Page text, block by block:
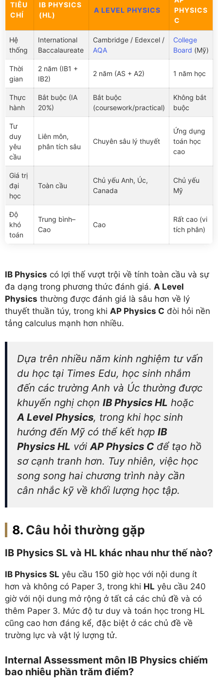
TIÊU
CHÍ
IB PHYSICS
(HL)
A LEVEL PHYSICS
PHYSICS
C
Hệ
thống
International
Baccalaureate
Cambridge / Edexcel /
AQA
College
Board (Mỹ)
Thời
gian
2 năm (IB1 +
IB2)
2 năm (AS + A2) 1 năm học
Thực
hành
Bắt buộc (IA
20%)
Bắt buộc
(coursework/practical)
Không bắt
buộc
Tư
duy
yêu
cầu
Liên môn,
phân tích sâu
Chuyên sâu lý thuyết
Ứng dụng
toán học
cao
Giá trị
đại
học
Toàn cầu
Chủ yếu Anh, Úc,
Canada
Chủ yếu
Mỹ
Độ
khó
toán
Trung bình–
Cao
Cao
Rất cao (vi
tích phân)
IB Physics có lợi thế vượt trội về tính toàn cầu và sự
đa dạng trong phương thức đánh giá. A Level
Physics thường được đánh giá là sâu hơn về lý
thuyết thuần túy, trong khi AP Physics C đòi hỏi nền
tảng calculus mạnh hơn nhiều.
Dựa trên nhiều năm kinh nghiệm tư vấn
du học tại Times Edu, học sinh nhắm
đến các trường Anh và Úc thường được
khuyến nghị chọn IB Physics HL hoặc
A Level Physics, trong khi học sinh
hướng đến Mỹ có thể kết hợp IB
Physics HL vớiAP Physics C để tạo hồ
sơ cạnh tranh hơn. Tuy nhiên, việc học
song song hai chương trình này cần
cân nhắc kỹ về khối lượng học tập.
Câu hỏi thường gặp
IB Physics SL và HL khác nhau như thế nào?
IB Physics SL yêu cầu 150 giờ học với nội dung ít
hơn và không có Paper 3, trong khi HL yêu cầu 240
giờ với nội dung mở rộng ở tất cả các chủ đề và có
thêm Paper 3. Mức độ tư duy và toán học trong HL
cũng cao hơn đáng kể, đặc biệt ở các chủ đề về
trường lực và vật lý lượng tử.
Internal Assessment môn IB Physics chiếm
bao nhiêu phần trăm điểm?